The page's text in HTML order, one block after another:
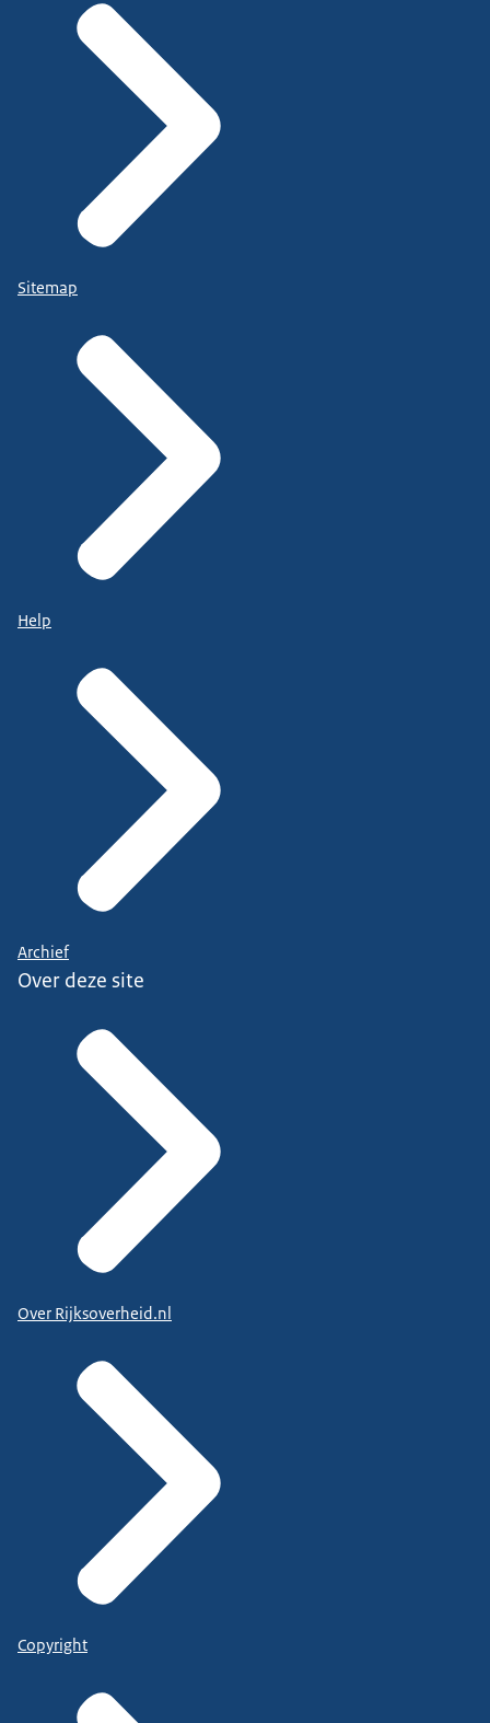
Sitemap
Help
Archief
Over deze site
Over Rijksoverheid.nl
Copyright